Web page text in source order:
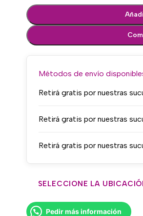
Métodos de envío
Retirá gratis por nuestras
Retirá gratis por nuestras
Retirá gratis por nuestras
SELECCIONE LA
Pedir más información